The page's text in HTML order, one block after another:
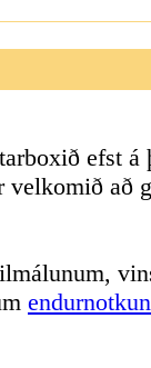
efst á
að
endurnotkun